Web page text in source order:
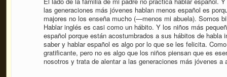
las generaciones más jóvenes hablan menos español es
majores no los enseña mucho (—menos mi abuela). Somos
Hablar inglés es casi como un hábito. Y los niños más
español porque están acostumbrados a sus hábitos de
saber y hablar español es algo por lo que se les felicita.
gratificante, pero no es algo que los niños piensan que es
nosotros y trata de alentar a las generaciones más jóvenes a